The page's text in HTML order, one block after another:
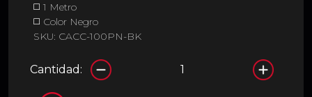
◻️ 1 Metro
◻️ Color Negro
SKU: CACC-100PN-BK
Cantidad: